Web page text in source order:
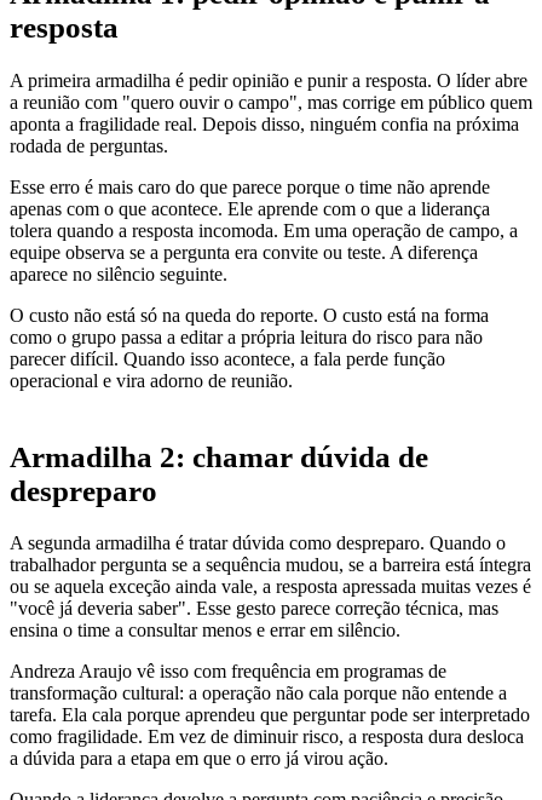
resposta
A primeira armadilha é pedir opinião e punir a resposta. O líder abre
a reunião com "quero ouvir o campo", mas corrige em público quem
aponta a fragilidade real. Depois disso, ninguém confia na próxima
rodada de perguntas.
Esse erro é mais caro do que parece porque o time não aprende
apenas com o que acontece. Ele aprende com o que a liderança
tolera quando a resposta incomoda. Em uma operação de campo, a
equipe observa se a pergunta era convite ou teste. A diferença
aparece no silêncio seguinte.
O custo não está só na queda do reporte. O custo está na forma
como o grupo passa a editar a própria leitura do risco para não
parecer difícil. Quando isso acontece, a fala perde função
operacional e vira adorno de reunião.
Armadilha 2: chamar dúvida de
despreparo
A segunda armadilha é tratar dúvida como despreparo. Quando o
trabalhador pergunta se a sequência mudou, se a barreira está íntegra
ou se aquela exceção ainda vale, a resposta apressada muitas vezes é
"você já deveria saber". Esse gesto parece correção técnica, mas
ensina o time a consultar menos e errar em silêncio.
Andreza Araujo vê isso com frequência em programas de
transformação cultural: a operação não cala porque não entende a
tarefa. Ela cala porque aprendeu que perguntar pode ser interpretado
como fragilidade. Em vez de diminuir risco, a resposta dura desloca
a dúvida para a etapa em que o erro já virou ação.